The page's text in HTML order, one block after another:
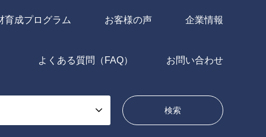
育成プログラム お客様の声 企業情報
よくある質問（FAQ） お問い合わせ